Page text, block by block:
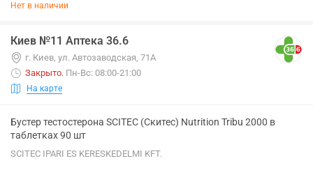
Нет в наличии
Киев №11 Аптека 36.6
г. Киев, ул. Автозаводская, 71А
Закрыто. Пн-Вс: 08:00-21:00
На карте
Бустер тестостерона SCITEC (Скитес) Nutrition Tribu 2000 в
таблетках 90 шт
SCITEC IPARI ES KERESKEDELMI KFT.